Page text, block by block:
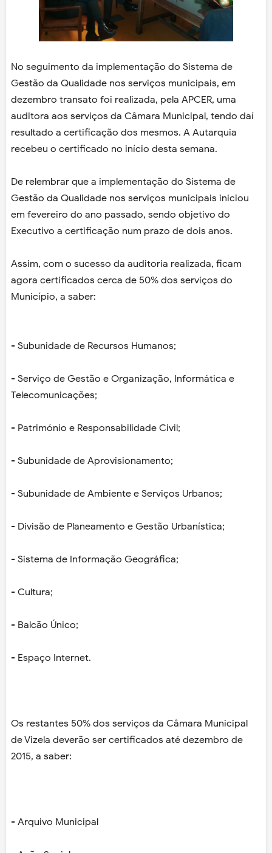
No seguimento da implementação do Sistema de
Gestão da Qualidade nos serviços municipais, em
dezembro transato foi realizada, pela APCER, uma
auditora aos serviços da Câmara Municipal, tendo daí
resultado a certificação dos mesmos. A Autarquia
recebeu o certificado no início desta semana.
De relembrar que a implementação do Sistema de
Gestão da Qualidade nos serviços municipais iniciou
em fevereiro do ano passado, sendo objetivo do
Executivo a certificação num prazo de dois anos.
Assim, com o sucesso da auditoria realizada, ficam
agora certificados cerca de 50% dos serviços do
Município, a saber:
- Subunidade de Recursos Humanos;
- Serviço de Gestão e Organização, Informática e
Telecomunicações;
- Património e Responsabilidade Civil;
- Subunidade de Aprovisionamento;
- Subunidade de Ambiente e Serviços Urbanos;
- Divisão de Planeamento e Gestão Urbanística;
- Sistema de Informação Geográfica;
- Cultura;
- Balcão Único;
- Espaço Internet.
Os restantes 50% dos serviços da Câmara Municipal
de Vizela deverão ser certificados até dezembro de
2015, a saber:
- Arquivo Municipal